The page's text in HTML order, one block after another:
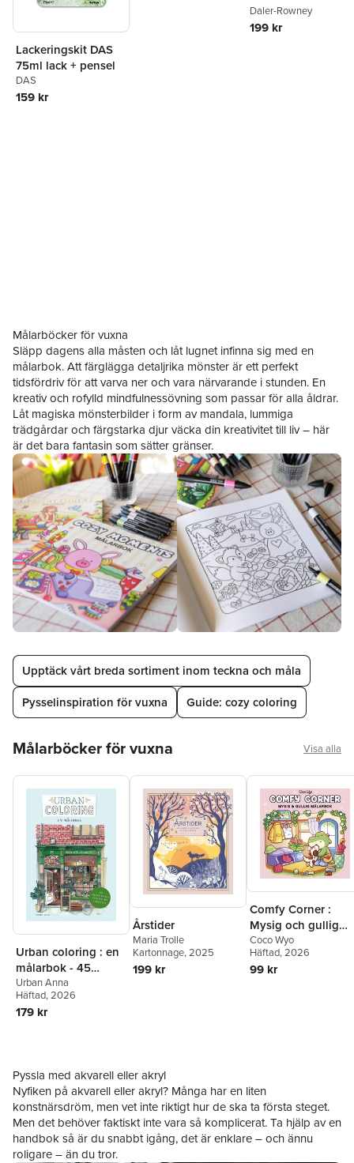
Lackeringskit DAS
75ml lack + pensel
DAS
159 kr
Daler-Rowney
199 kr
Målarböcker för vuxna
Släpp dagens alla måsten och låt lugnet infinna sig med en
målarbok. Att färglägga detaljrika mönster är ett perfekt
tidsfördriv för att varva ner och vara närvarande i stunden. En
kreativ och rofylld mindfulnessövning som passar för alla åldrar.
Låt magiska mönsterbilder i form av mandala, lummiga
trädgårdar och färgstarka djur väcka din kreativitet till liv – här
är det bara fantasin som sätter gränser.
Hoppa över listan
Upptäck vårt breda sortiment inom teckna och måla
Pysselinspiration för vuxna
Guide: cozy coloring
Målarböcker för vuxna Visa alla
Urban coloring : en
målarbok - 45
vackra skyltfönster
att färglägga
Urban Anna
Häftad, 2026
179 kr
Årstider
Maria Trolle
Kartonnage, 2025
199 kr
Comfy Corner :
Mysig och gullig
Cozy Coloring
målarbok från
Wyo
Coco Wyo
Häftad, 2026
99 kr
Pyssla med akvarell eller akryl
Nyfiken på akvarell eller akryl? Många har en liten
konstnärsdröm, men vet inte riktigt hur de ska ta första steget.
Men det behöver faktiskt inte vara så komplicerat. Ta hjälp av en
handbok så är du snabbt igång, det är enklare – och ännu
roligare – än du tror.